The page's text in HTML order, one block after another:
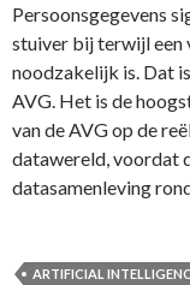
Persoonsgegevens
stuiver bij terwijl een
noodzakelijk is. Dat
AVG. Het is de
van de AVG op de
datawereld, voordat
datasamenleving
ARTIFICIAL